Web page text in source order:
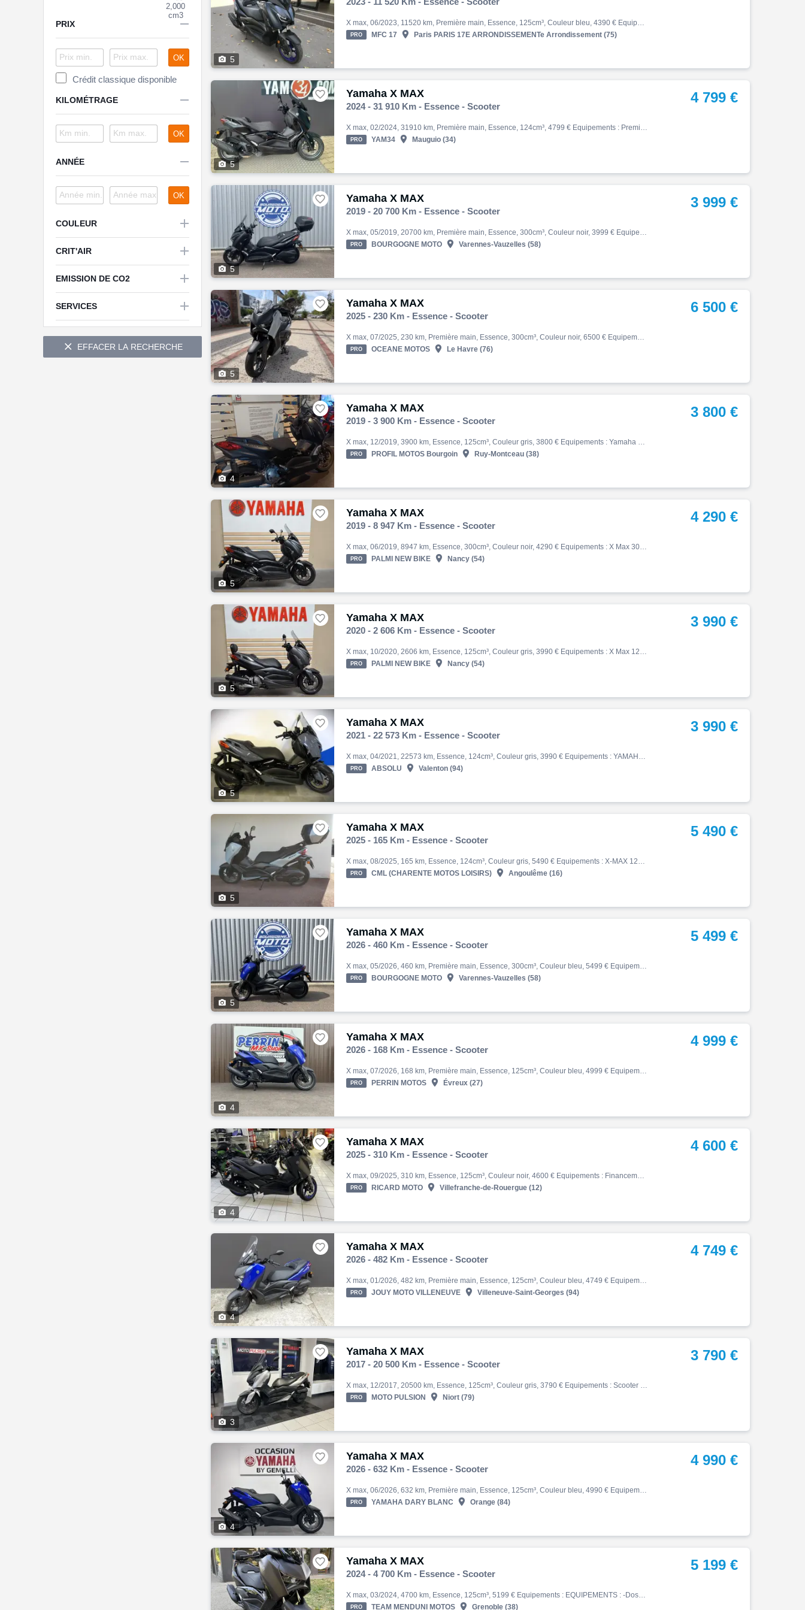
 5
X max, 06/2023, 11520 km, Première main, Essence, 125cm³, Couleur bleu, 4390 € Equipements : YAMAHA XMAX 125 ABS Très bon état général Révision des 12000kms effectuée. Rien à prévoir Transport possible Paris/Province 500EUR. Pour de plus amples informations n'hésitez pas à nous …
PRO MFC 17  Paris PARIS 17E ARRONDISSEMENTe Arrondissement (75)
 5
Yamaha X MAX

2024 - 31 910 Km - Essence - Scooter
X max, 02/2024, 31910 km, Première main, Essence, 124cm³, 4799 € Equipements : Premiere main , garantie constructeur 03/2029 Pour toute question, merci de nous transmettre impérativement votre NUMERO DE TELEPHONE ou nous appeler aux horaires d'ouvertures. Financement possible, P…
PRO YAM34  Mauguio (34)
4 799 €
 5
Yamaha X MAX

2019 - 20 700 Km - Essence - Scooter
X max, 05/2019, 20700 km, Première main, Essence, 300cm³, Couleur noir, 3999 € Equipements : YAMAHA X MAX 300 IRON MAX PREMIERE MAIN ENTRETIEN A JOUR TOP CASE YAMAHA REPRISE LIVRAISON FINANCEMENT POSSIBLE MAXXESS NEVERS YAMAHA NEVERS BOURGOGNE MOTO ,1ère main,Garantie 12 mois
PRO BOURGOGNE MOTO  Varennes-Vauzelles (58)
3 999 €
 5
Yamaha X MAX

2025 - 230 Km - Essence - Scooter
X max, 07/2025, 230 km, Première main, Essence, 300cm³, Couleur noir, 6500 € Equipements : PREMIERE MAIN A SAISIR ! NOMBREUX ACCESSOIRES DE SERIE : - BULLE ELECTRIQUE - SELLE CHAUFFANTE - POIGNEES CHAUFFANTES - DOSSERET PASSAGER - CORDON OPTIMATE - MARCHE PIEDS ALU REVISEE GARAN…
PRO OCEANE MOTOS  Le Havre (76)
6 500 €
 4
Yamaha X MAX

2019 - 3 900 Km - Essence - Scooter
X max, 12/2019, 3900 km, Essence, 125cm³, Couleur gris, 3800 € Equipements : Yamaha Xmax 125 Ironmax Profil motos, votre concessionnaire YAMAHA a Bourgoin vous propose : marque: Yamaha modèle: Xmax Iron max 125 année : 11/12/2019 kilométrage :3900 kms coloris : Gris - Poignées c…
PRO PROFIL MOTOS Bourgoin  Ruy-Montceau (38)
3 800 €
 5
Yamaha X MAX

2019 - 8 947 Km - Essence - Scooter
X max, 06/2019, 8947 km, Essence, 300cm³, Couleur noir, 4290 € Equipements : X Max 300 Iron Max En très bon état. Entretiens et consommables OK. Entièrement d'origine. Faible kilométrage. Keyless, selle confort.. *Pour plus de fluidité et de réactivité, merci de ne pas répondre …
PRO PALMI NEW BIKE  Nancy (54)
4 290 €
 5
Yamaha X MAX

2020 - 2 606 Km - Essence - Scooter
X max, 10/2020, 2606 km, Essence, 125cm³, Couleur gris, 3990 € Equipements : X Max 125 En très bon état. Première main. Faible kilométrage. Entretiens et consommables OK. Entièrement d'origine avec dosseret passager. Keyless, ABS TCS, moteur 15 cv. *Pour plus de fluidité et de r…
PRO PALMI NEW BIKE  Nancy (54)
3 990 €
 5
Yamaha X MAX

2021 - 22 573 Km - Essence - Scooter
X max, 04/2021, 22573 km, Essence, 124cm³, Couleur gris, 3990 € Equipements : YAMAHA X-MAX 125 TECH MAX ABS 124 cm3 Scooter 2021, gris, première mise en circulation le 22/04/2021. LE MAGASIN SERA FERME POUR LES CONGE D'ETE DU 04/08/2026 AU 24/08/2026 Equipements de série : ABS, …
PRO ABSOLU  Valenton (94)
3 990 €
 5
Yamaha X MAX

2025 - 165 Km - Essence - Scooter
X max, 08/2025, 165 km, Essence, 124cm³, Couleur gris, 5490 € Equipements : X-MAX 125 TECH MAX DÉPÔT-VENTE 77 KM DU 14/08/2025 ÉTAT NEUF AUCUN FRAIS A PRÉVOIR GARANTIE CONSTRUCTEUR JUSQ'AU 13/08/2030 ÉQUIPÉ: TOP CASE YAMAHA 45 LITRES ABS,Anti-démarrage,Anti-patinage,Prise USB,Dé…
PRO CML (CHARENTE MOTOS LOISIRS)  Angoulême (16)
5 490 €
 5
Yamaha X MAX

2026 - 460 Km - Essence - Scooter
X max, 05/2026, 460 km, Première main, Essence, 300cm³, Couleur bleu, 5499 € Equipements : Yamaha XMAX 300 300 cm3 Scooter 2026, bleu, première mise en circulation le 18/05/2026, première main. YAMAHA XMAX 300 : -première main -460 km OPTIONS ET ÉQUIPEMENTS : Autres équipements …
PRO BOURGOGNE MOTO  Varennes-Vauzelles (58)
5 499 €
 4
Yamaha X MAX

2026 - 168 Km - Essence - Scooter
X max, 07/2026, 168 km, Première main, Essence, 125cm³, Couleur bleu, 4999 € Equipements : Livraison possible,Prix hors frais d'immatriculation,Prix hors frais de préparation,Transport possible,1ère main,Garantie constructeur jusqu'au 23/07/2031
PRO PERRIN MOTOS  Évreux (27)
4 999 €
 4
Yamaha X MAX

2025 - 310 Km - Essence - Scooter
X max, 09/2025, 310 km, Essence, 125cm³, Couleur noir, 4600 € Equipements : Financement & Assurance possibles ,Garantie constructeur jusqu'au 03/09/2030
PRO RICARD MOTO  Villefranche-de-Rouergue (12)
4 600 €
 4
Yamaha X MAX

2026 - 482 Km - Essence - Scooter
X max, 01/2026, 482 km, Première main, Essence, 125cm³, Couleur bleu, 4749 € Equipements : ATTENTION: NOUS SOMMES FERMÉS DU 02/08/2026 AU 24/08/2026 INCLUS. Yamaha X-MAX 125 Standard ABS Couleur bleu Crit'air 1 Très bon état. Garantie jusqu'au Reprise, assurance et financement p…
PRO JOUY MOTO VILLENEUVE  Villeneuve-Saint-Georges (94)
4 749 €
 3
Yamaha X MAX

2017 - 20 500 Km - Essence - Scooter
X max, 12/2017, 20500 km, Essence, 125cm³, Couleur gris, 3790 € Equipements : Scooter en bon état, Sort de la grosse révision. Disponible immédiatement. Financement Classique Faites l'acquisition de cette merveille à partir de 99EUR/mois Frais de mise en circulation : 249EUR TTC…
PRO MOTO PULSION  Niort (79)
3 790 €
 4
Yamaha X MAX

2026 - 632 Km - Essence - Scooter
X max, 06/2026, 632 km, Première main, Essence, 125cm³, Couleur bleu, 4990 € Equipements : Très beau 125 xmax entièrement d origine. véhicule de direction. Financement et reprise possible. Chez YAM ORANGE 1061 avenue de Verdun 84100 Orange. Contact / Bruno (prix hors carte grise…
PRO YAMAHA DARY BLANC  Orange (84)
4 990 €
Yamaha X MAX

2024 - 4 700 Km - Essence - Scooter
X max, 03/2024, 4700 km, Essence, 125cm³, 5199 € Equipements : EQUIPEMENTS : -Dosseret Assurance sur place,Démarches administratives sur place,Essai sur rendez-vous,Extension de garantie possible,Financement & Assurance possibles ,Financement possible,Gravage possible,Prix hors …
PRO TEAM MENDUNI MOTOS  Grenoble (38)
5 199 €
2,000
cm3
PRIX 
OK
Crédit classique disponible
KILOMÉTRAGE 
OK
ANNÉE 
OK
COULEUR 
CRIT'AIR 
EMISSION DE CO2 
SERVICES 

 EFFACER LA RECHERCHE